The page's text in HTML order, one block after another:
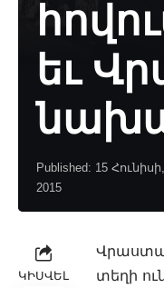
եւ
Published: 15 Հունիսի,
2015
ԿԻՍՎԵԼ
տեղի